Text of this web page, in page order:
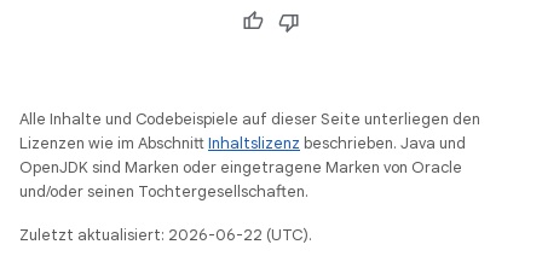
Alle Inhalte und Codebeispiele auf dieser Seite unterliegen den
Lizenzen wie im AbschnittInhaltslizenz beschrieben. Java und
OpenJDK sind Marken oder eingetragene Marken von Oracle
und/oder seinen Tochtergesellschaften.
Zuletzt aktualisiert: 2026-06-22 (UTC).